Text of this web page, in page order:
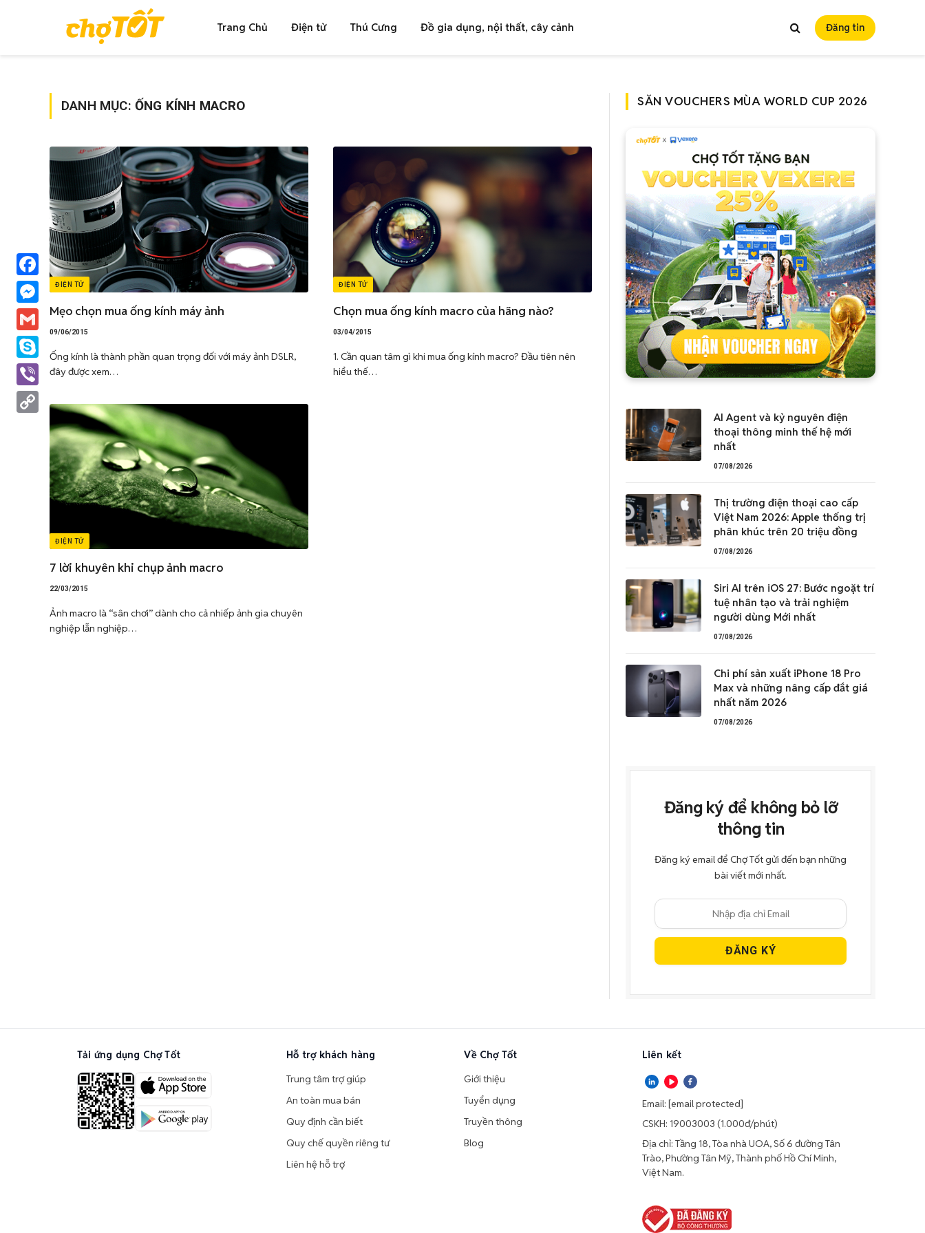
Trang Chủ Điện tử Thú Cưng Đồ gia dụng, nội thất, cây cảnh Đăng tin
DANH MỤC: ỐNG KÍNH MACRO
ĐIỆN TỬ
Mẹo chọn mua ống kính máy ảnh
09/06/2015
Ống kính là thành phần quan trọng đối với máy ảnh DSLR,
đây được xem…
ĐIỆN TỬ
Chọn mua ống kính macro của hãng nào?
03/04/2015
1. Cần quan tâm gì khi mua ống kính macro? Đầu tiên nên
hiểu thế…
ĐIỆN TỬ
7 lời khuyên khi chụp ảnh macro
22/03/2015
Ảnh macro là “sân chơi” dành cho cả nhiếp ảnh gia chuyên
nghiệp lẫn nghiệp…
SĂN VOUCHERS MÙA WORLD CUP 2026
AI Agent và kỷ nguyên điện
thoại thông minh thế hệ mới
nhất
07/08/2026
Thị trường điện thoại cao cấp
Việt Nam 2026: Apple thống trị
phân khúc trên 20 triệu đồng
07/08/2026
Siri AI trên iOS 27: Bước ngoặt trí
tuệ nhân tạo và trải nghiệm
người dùng Mới nhất
07/08/2026
Chi phí sản xuất iPhone 18 Pro
Max và những nâng cấp đắt giá
nhất năm 2026
07/08/2026
Đăng ký để không bỏ lỡ
thông tin
Đăng ký email để Chợ Tốt gửi đến bạn những
bài viết mới nhất.
Tải ứng dụng Chợ Tốt
Hỗ trợ khách hàng
Trung tâm trợ giúp
An toàn mua bán
Quy định cần biết
Quy chế quyền riêng tư
Liên hệ hỗ trợ
Về Chợ Tốt
Giới thiệu
Tuyển dụng
Truyền thông
Blog
Liên kết
Email: [email protected]
CSKH: 19003003 (1.000đ/phút)
Địa chỉ: Tầng 18, Tòa nhà UOA, Số 6 đường Tân
Trào, Phường Tân Mỹ, Thành phố Hồ Chí Minh,
Việt Nam.
Facebook
Messenger
Gmail
Skype
Viber